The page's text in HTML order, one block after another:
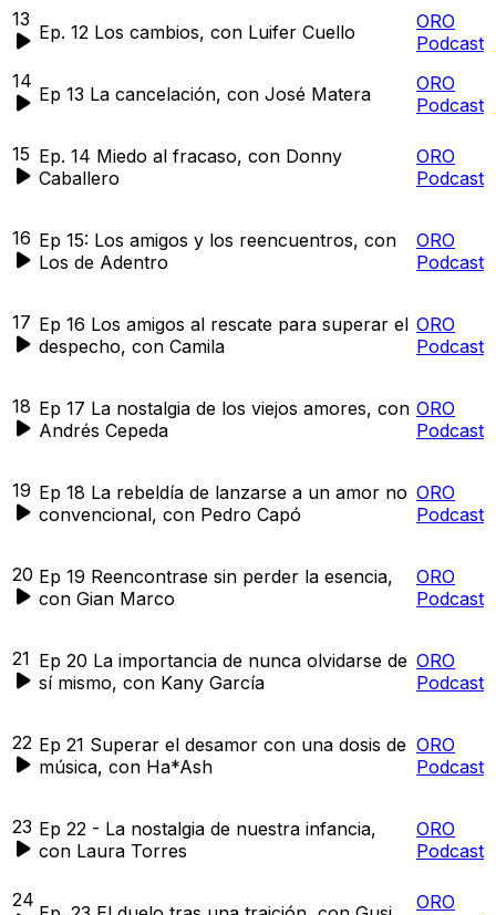
13
Ep. 12 Los cambios, con Luifer Cuello
ORO
Podcast
14
Ep 13 La cancelación, con José Matera
ORO
Podcast
15 Ep. 14 Miedo al fracaso, con Donny
Caballero
ORO
Podcast
16 Ep 15: Los amigos y los reencuentros, con
Los de Adentro
ORO
Podcast
17 Ep 16 Los amigos al rescate para superar el
despecho, con Camila
ORO
Podcast
18 Ep 17 La nostalgia de los viejos amores, con
Andrés Cepeda
ORO
Podcast
19 Ep 18 La rebeldía de lanzarse a un amor no
convencional, con Pedro Capó
ORO
Podcast
20 Ep 19 Reencontrase sin perder la esencia,
con Gian Marco
ORO
Podcast
21 Ep 20 La importancia de nunca olvidarse de
sí mismo, con Kany García
ORO
Podcast
22 Ep 21 Superar el desamor con una dosis de
música, con Ha*Ash
ORO
Podcast
23 Ep 22 - La nostalgia de nuestra infancia,
con Laura Torres
ORO
Podcast
24
ORO